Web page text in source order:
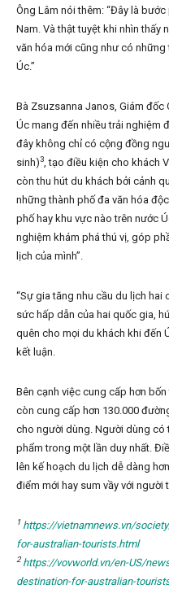
Ông Lâm nói thêm: “Đây là
Nam. Và thật tuyệt khi nhìn thấy
văn hóa mới cũng như có
Úc.”
Bà Zsuzsanna Janos, Giám đốc
Úc mang đến nhiều trải nghiệm
đây không chỉ có cộng đồng
sinh)3, tạo điều kiện cho khách
còn thu hút du khách bởi cảnh
những thành phố đa văn hóa
phố hay khu vực nào trên nước
nghiệm khám phá thú vị, góp
lịch của mình”.
“Sự gia tăng nhu cầu du lịch hai
sức hấp dẫn của hai quốc gia,
quên cho mọi du khách khi đến
kết luận.
Bên cạnh việc cung cấp hơn
còn cung cấp hơn 130.000
cho người dùng. Người dùng có
phẩm trong một lần duy nhất.
lên kế hoạch du lịch dễ dàng
điểm mới hay sum vầy với người
1 https://vietnamnews.vn/
for-australian-tourists.html
2 https://vovworld.vn/en-US/
destination-for-australian-